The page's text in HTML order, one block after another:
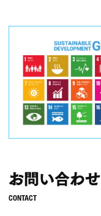
お問い合わせ